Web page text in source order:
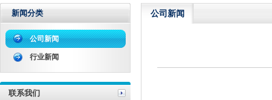
新闻分类
公司新闻
行业新闻
联系我们
公司新闻